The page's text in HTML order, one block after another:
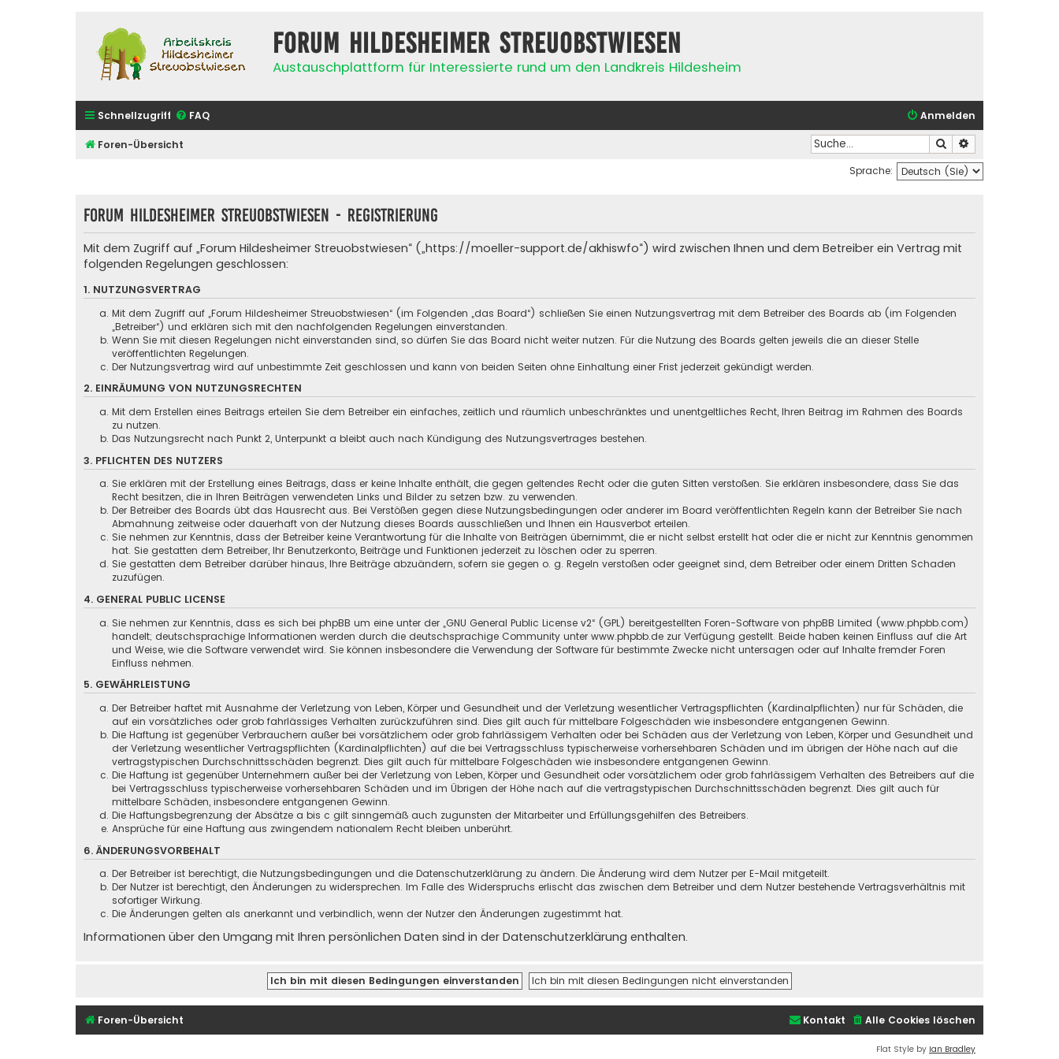
Forum Hildesheimer Streuobstwiesen
Austauschplattform für Interessierte rund um den Landkreis Hildesheim
Schnellzugriff FAQ Anmelden
Foren-Übersicht Suche
Sprache:
Forum Hildesheimer Streuobstwiesen - Registrierung
Mit dem Zugriff auf „Forum Hildesheimer Streuobstwiesen“ („https://moeller-support.de/akhiswfo“) wird zwischen Ihnen und dem Betreiber ein Vertrag mit
folgenden Regelungen geschlossen:
1. NUTZUNGSVERTRAG
Mit dem Zugriff auf „Forum Hildesheimer Streuobstwiesen“ (im Folgenden „das Board“) schließen Sie einen Nutzungsvertrag mit dem Betreiber des Boards ab (im Folgenden
„Betreiber“) und erklären sich mit den nachfolgenden Regelungen einverstanden.
Wenn Sie mit diesen Regelungen nicht einverstanden sind, so dürfen Sie das Board nicht weiter nutzen. Für die Nutzung des Boards gelten jeweils die an dieser Stelle
veröffentlichten Regelungen.
Der Nutzungsvertrag wird auf unbestimmte Zeit geschlossen und kann von beiden Seiten ohne Einhaltung einer Frist jederzeit gekündigt werden.
2. EINRÄUMUNG VON NUTZUNGSRECHTEN
Mit dem Erstellen eines Beitrags erteilen Sie dem Betreiber ein einfaches, zeitlich und räumlich unbeschränktes und unentgeltliches Recht, Ihren Beitrag im Rahmen des Boards
zu nutzen.
Das Nutzungsrecht nach Punkt 2, Unterpunkt a bleibt auch nach Kündigung des Nutzungsvertrages bestehen.
3. PFLICHTEN DES NUTZERS
Sie erklären mit der Erstellung eines Beitrags, dass er keine Inhalte enthält, die gegen geltendes Recht oder die guten Sitten verstoßen. Sie erklären insbesondere, dass Sie das
Recht besitzen, die in Ihren Beiträgen verwendeten Links und Bilder zu setzen bzw. zu verwenden.
Der Betreiber des Boards übt das Hausrecht aus. Bei Verstößen gegen diese Nutzungsbedingungen oder anderer im Board veröffentlichten Regeln kann der Betreiber Sie nach
Abmahnung zeitweise oder dauerhaft von der Nutzung dieses Boards ausschließen und Ihnen ein Hausverbot erteilen.
Sie nehmen zur Kenntnis, dass der Betreiber keine Verantwortung für die Inhalte von Beiträgen übernimmt, die er nicht selbst erstellt hat oder die er nicht zur Kenntnis genommen
hat. Sie gestatten dem Betreiber, Ihr Benutzerkonto, Beiträge und Funktionen jederzeit zu löschen oder zu sperren.
Sie gestatten dem Betreiber darüber hinaus, Ihre Beiträge abzuändern, sofern sie gegen o. g. Regeln verstoßen oder geeignet sind, dem Betreiber oder einem Dritten Schaden
zuzufügen.
4. GENERAL PUBLIC LICENSE
Sie nehmen zur Kenntnis, dass es sich bei phpBB um eine unter der „GNU General Public License v2“ (GPL) bereitgestellten Foren-Software von phpBB Limited (www.phpbb.com)
handelt; deutschsprachige Informationen werden durch die deutschsprachige Community unter www.phpbb.de zur Verfügung gestellt. Beide haben keinen Einfluss auf die Art
und Weise, wie die Software verwendet wird. Sie können insbesondere die Verwendung der Software für bestimmte Zwecke nicht untersagen oder auf Inhalte fremder Foren
Einfluss nehmen.
5. GEWÄHRLEISTUNG
Der Betreiber haftet mit Ausnahme der Verletzung von Leben, Körper und Gesundheit und der Verletzung wesentlicher Vertragspflichten (Kardinalpflichten) nur für Schäden, die
auf ein vorsätzliches oder grob fahrlässiges Verhalten zurückzuführen sind. Dies gilt auch für mittelbare Folgeschäden wie insbesondere entgangenen Gewinn.
Die Haftung ist gegenüber Verbrauchern außer bei vorsätzlichem oder grob fahrlässigem Verhalten oder bei Schäden aus der Verletzung von Leben, Körper und Gesundheit und
der Verletzung wesentlicher Vertragspflichten (Kardinalpflichten) auf die bei Vertragsschluss typischerweise vorhersehbaren Schäden und im übrigen der Höhe nach auf die
vertragstypischen Durchschnittsschäden begrenzt. Dies gilt auch für mittelbare Folgeschäden wie insbesondere entgangenen Gewinn.
Die Haftung ist gegenüber Unternehmern außer bei der Verletzung von Leben, Körper und Gesundheit oder vorsätzlichem oder grob fahrlässigem Verhalten des Betreibers auf die
bei Vertragsschluss typischerweise vorhersehbaren Schäden und im Übrigen der Höhe nach auf die vertragstypischen Durchschnittsschäden begrenzt. Dies gilt auch für
mittelbare Schäden, insbesondere entgangenen Gewinn.
Die Haftungsbegrenzung der Absätze a bis c gilt sinngemäß auch zugunsten der Mitarbeiter und Erfüllungsgehilfen des Betreibers.
Ansprüche für eine Haftung aus zwingendem nationalem Recht bleiben unberührt.
6. ÄNDERUNGSVORBEHALT
Der Betreiber ist berechtigt, die Nutzungsbedingungen und die Datenschutzerklärung zu ändern. Die Änderung wird dem Nutzer per E-Mail mitgeteilt.
Der Nutzer ist berechtigt, den Änderungen zu widersprechen. Im Falle des Widerspruchs erlischt das zwischen dem Betreiber und dem Nutzer bestehende Vertragsverhältnis mit
sofortiger Wirkung.
Die Änderungen gelten als anerkannt und verbindlich, wenn der Nutzer den Änderungen zugestimmt hat.
Informationen über den Umgang mit Ihren persönlichen Daten sind in der Datenschutzerklärung enthalten.
Foren-Übersicht Alle Cookies löschen
Kontakt
Flat Style by Ian Bradley